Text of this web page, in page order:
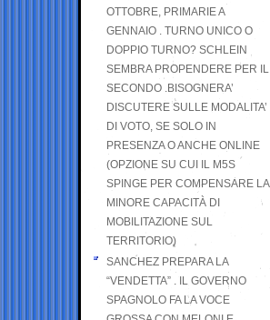
OTTOBRE, PRIMARIE A
GENNAIO . TURNO UNICO O
DOPPIO TURNO? SCHLEIN
SEMBRA PROPENDERE PER IL
SECONDO .BISOGNERA’
DISCUTERE SULLE MODALITA’
DI VOTO, SE SOLO IN
PRESENZA O ANCHE ONLINE
(OPZIONE SU CUI IL M5S
SPINGE PER COMPENSARE LA
MINORE CAPACITÀ DI
MOBILITAZIONE SUL
TERRITORIO)
SANCHEZ PREPARA LA
“VENDETTA” . IL GOVERNO
SPAGNOLO FA LA VOCE